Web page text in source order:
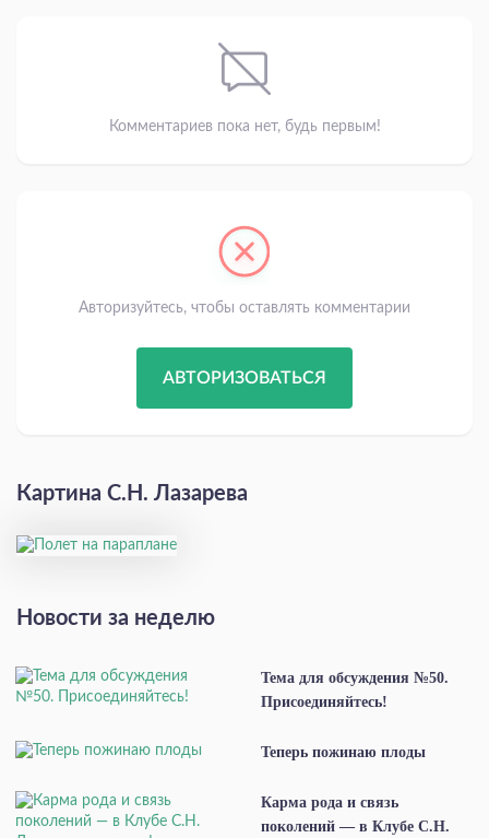
Комментариев пока нет, будь первым!
Авторизуйтесь, чтобы оставлять комментарии
АВТОРИЗОВАТЬСЯ
Картина С.Н. Лазарева
Новости за неделю
Тема для обсуждения №50.
Присоединяйтесь!
Теперь пожинаю плоды
Карма рода и связь
поколений — в Клубе С.Н.